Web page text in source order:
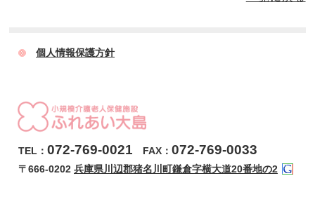
個人情報保護方針
TEL：072-769-0021 FAX：072-769-0033
〒666-0202兵庫県川辺郡猪名川町鎌倉字横大道20番地の2